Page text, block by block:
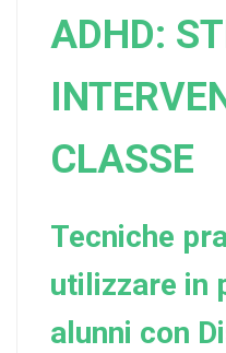
ADHD:
CLASSE
Tecniche
utilizzare in
alunni con